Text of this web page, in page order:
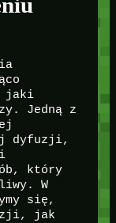
jaki
Jedną z
dyfuzji,
i
który
W
się,
jak